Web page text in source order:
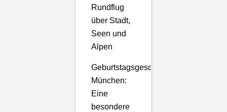
Rundflug
über Stadt,
Seen und
Alpen
Geburtstagsgeschenk
München:
Eine
besondere